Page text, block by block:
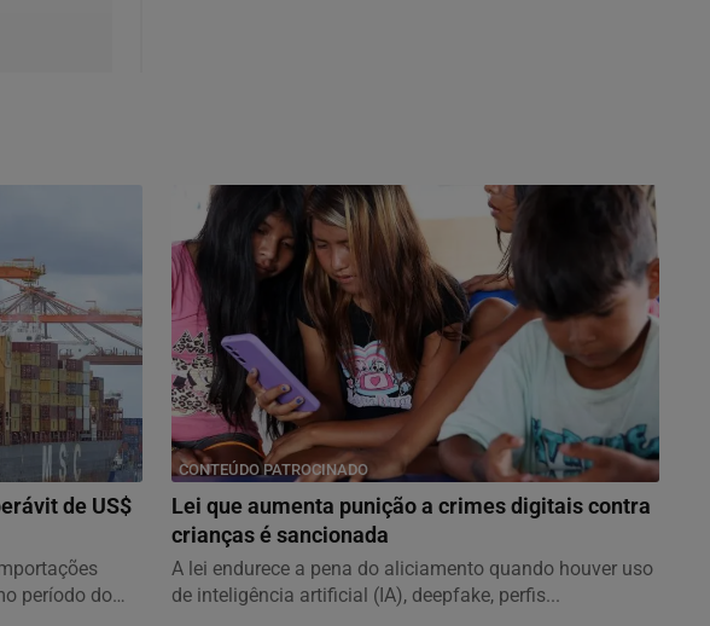
de US$
período do
CONTEÚDO PATROCINADO
Lei que aumenta punição a crimes digitais contra
crianças é sancionada
A lei endurece a pena do aliciamento quando houver uso
de inteligência artificial (IA), deepfake, perfis...